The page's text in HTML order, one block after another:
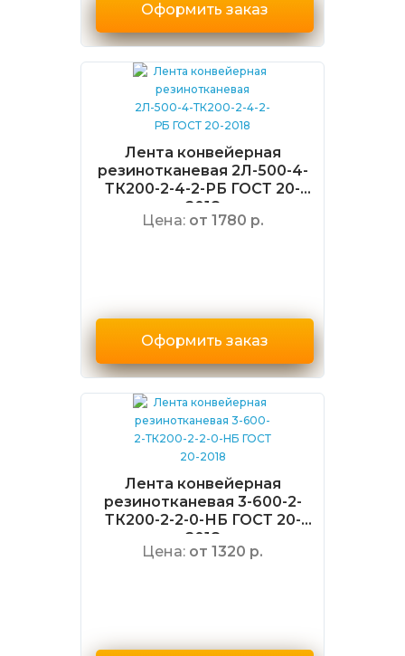
Оформить заказ
Лента конвейерная
резинотканевая 2Л-500-4-
ТК200-2-4-2-РБ ГОСТ 20-
2018
Цена: от 1780 р.
Оформить заказ
Лента конвейерная
резинотканевая 3-600-2-
ТК200-2-2-0-НБ ГОСТ 20-
2018
Цена: от 1320 р.